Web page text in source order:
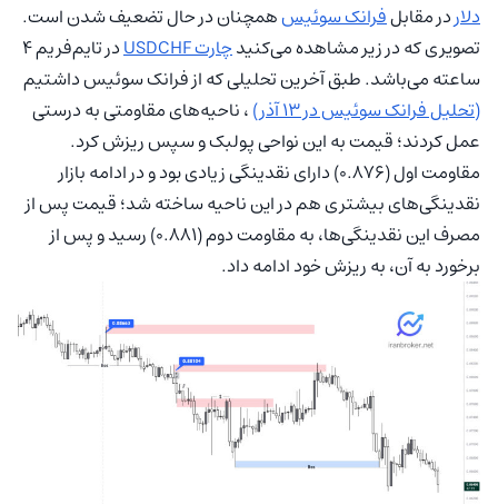
دلاردر مقابلفرانک سوئیسهمچنان در حال تضعیف شدن است.
تصویری که در زیر مشاهده می‌کنیدچارت USDCHF
در تایم‌فریم ۴
ساعته می‌باشد. طبق آخرین تحلیلی که از فرانک سوئیس داشتیم
(تحلیل فرانک سوئیس در ۱۳ آذر)
، ناحیه‌های مقاومتی به درستی
عمل کردند؛ قیمت به این نواحی پولبک و سپس ریزش کرد.
مقاومت اول (۰.۸۷۶) دارای نقدینگی زیادی بود و در ادامه بازار
نقدینگی‌های بیشتری هم در این ناحیه ساخته شد؛ قیمت پس از
مصرف این نقدینگی‌ها، به مقاومت دوم (۰.۸۸۱) رسید و پس از
برخورد به آن، به ریزش خود ادامه داد.